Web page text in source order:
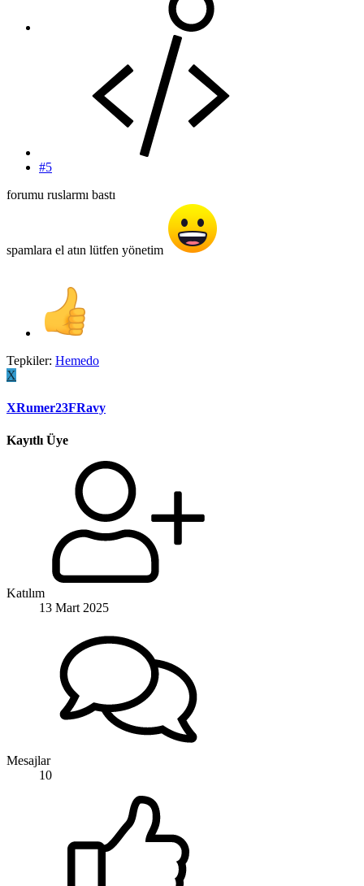
#5
forumu ruslarmı bastı
spamlara el atın lütfen yönetim
Tepkiler: Hemedo
X
XRumer23FRavy
Kayıtlı Üye
Katılım
13 Mart 2025
Mesajlar
10